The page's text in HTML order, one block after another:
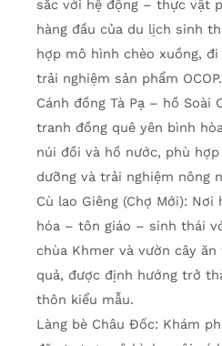
sắc với hệ động – thực vật
hàng đầu của du lịch sinh
hợp mô hình chèo xuồng,
trải nghiệm sản phẩm OCOP.
Cánh đồng Tà Pạ – hồ Soài
tranh đồng quê yên bình
núi đồi và hồ nước, phù
dưỡng và trải nghiệm nông
Cù lao Giêng (Chợ Mới):
hóa – tôn giáo – sinh thái
chùa Khmer và vườn cây
quả, được định hướng trở
thôn kiểu mẫu.
Làng bè Châu Đốc: Khám